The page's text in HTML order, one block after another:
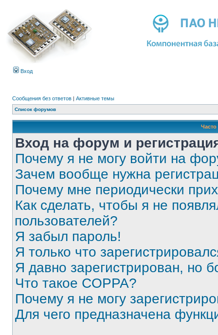
Вход
Сообщения без ответов | Активные темы
Список форумов
Вход на форум и
Почему я не могу войти на
Зачем вообще нужна
Почему мне периодически
Как сделать, чтобы я не
пользователей?
Я забыл пароль!
Я только что
Я давно зарегистрирован, но
Что такое COPPA?
Почему я не могу
Для чего предназначена